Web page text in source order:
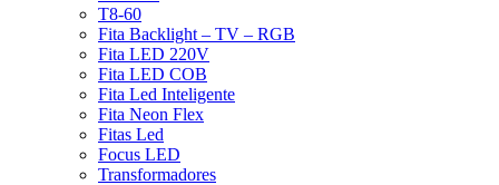
T8-60
Fita Backlight – TV – RGB
Fita LED 220V
Fita LED COB
Fita Led Inteligente
Fita Neon Flex
Fitas Led
Focus LED
Transformadores